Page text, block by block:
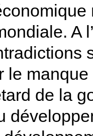
A
le
de la